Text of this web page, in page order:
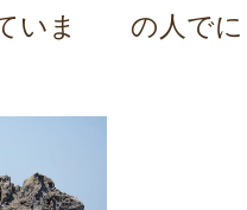
いま
の人で